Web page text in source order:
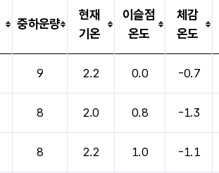
중하운량
현재
기온
이슬점
온도
체감
온도
9 2.2 0.0 -0.7
8 2.0 0.8 -1.3
8 2.2 1.0 -1.1